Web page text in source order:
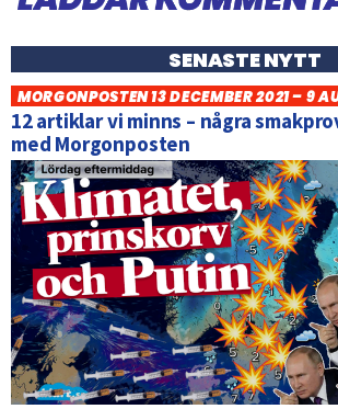
SENASTE NYTT
MORGONPOSTEN 13 DECEMBER 2021 – 9
12 artiklar vi minns – några
med Morgonposten